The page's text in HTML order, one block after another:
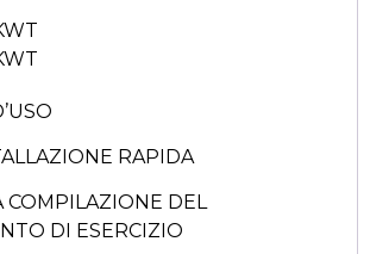
RAPIDA
COMPILAZIONE DEL
DI ESERCIZIO